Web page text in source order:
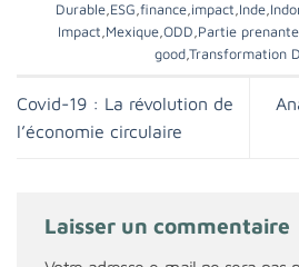
Durable,ESG,finance,impact,Inde,
Impact,Mexique,ODD,Partie prenante
good,Transformation
Covid-19 : La révolution de
l’économie circulaire
Laisser un commentaire